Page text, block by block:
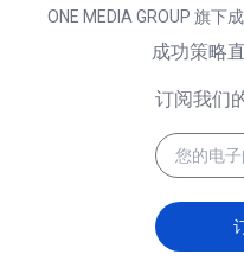
ONE MEDIA GROUP 旗下
成功策略
订阅我们